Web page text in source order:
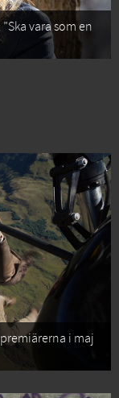
vara som en
i maj